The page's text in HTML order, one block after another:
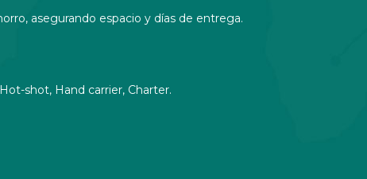
asegurando espacio y días de entrega.
shot, Hand carrier, Charter.